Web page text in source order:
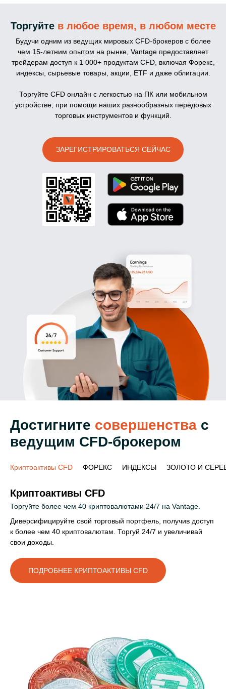
Торгуйте в любое время, в любом месте
Будучи одним из ведущих мировых CFD-брокеров с более
чем 15-летним опытом на рынке, Vantage предоставляет
трейдерам доступ к 1 000+ продуктам CFD, включая Форекс,
индексы, сырьевые товары, акции, ETF и даже облигации.
Торгуйте CFD онлайн с легкостью на ПК или мобильном
устройстве, при помощи наших разнообразных передовых
торговых инструментов и функций.
ЗАРЕГИСТРИРОВАТЬСЯ СЕЙЧАС
Достигните совершенства с
ведущим CFD-брокером
Криптоактивы CFD ФОРЕКС ИНДЕКСЫ ЗОЛОТО И
Криптоактивы CFD
Торгуйте более чем 40 криптовалютами 24/7 на Vantage.
Диверсифицируйте свой торговый портфель, получив доступ
к более чем 40 криптовалютам. Торгуй 24/7 и увеличивай
свои доходы.
ПОДРОБНЕЕ КРИПТОАКТИВЫ CFD